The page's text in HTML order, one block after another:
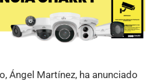
Ángel Martínez, ha anunciado